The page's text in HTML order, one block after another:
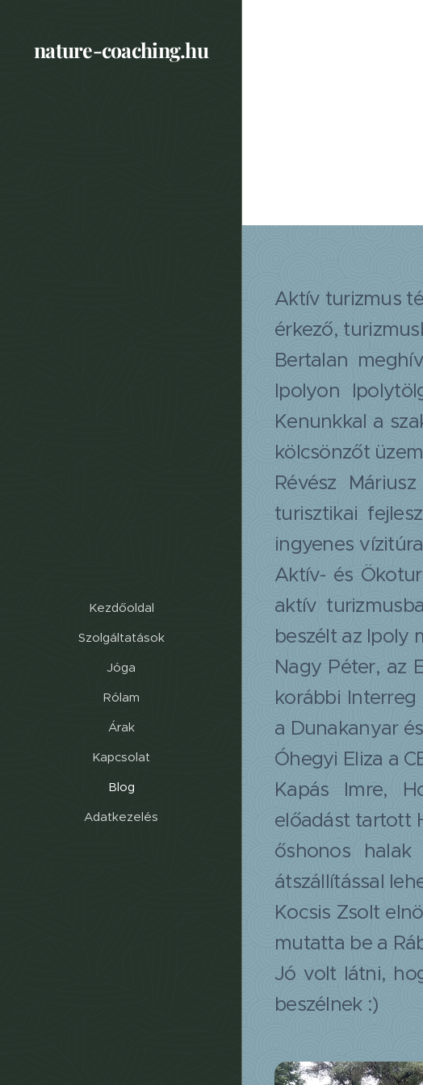
nature-coaching.hu
Kezdőoldal
Szolgáltatások
Jóga
Rólam
Árak
Kapcsolat
Blog
Adatkezelés
Aktív turizmus
érkező,
Bertalan
Ipolyon
Kenunkkal a
kölcsönzőt
Révész
turisztikai
ingyenes
Aktív- és
aktív
beszélt az Ipoly
Nagy Péter, az
korábbi
a Dunakanyar
Óhegyi Eliza a
Kapás Imre,
előadást tartott
őshonos
átszállítással
Kocsis Zsolt
mutatta be a
Jó volt látni,
beszélnek :)